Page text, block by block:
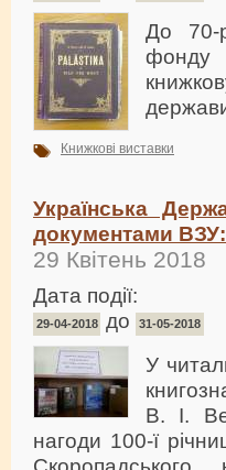
До 70-
фонду
Книжкові виставки
Українська
документами ВЗУ:
29 Квітень 2018
Дата події:
29-04-2018 до 31-05-2018
У
В. І.
нагоди 100-ї